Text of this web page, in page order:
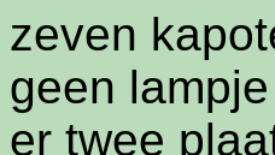
zeven
geen
er twee